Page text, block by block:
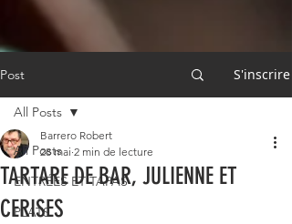
Post S'inscrire
All Posts
ENTRÉES ET TAPAS
PLATS
All Posts
TARTARE DE BAR, JULIENNE ET
CERISES
Barrero Robert
28 mai 2 min de lecture